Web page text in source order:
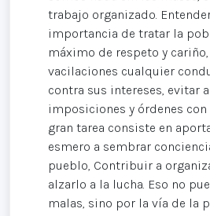
trabajo organizado.
importancia de tratar la
máximo de respeto y
vacilaciones cualquier
contra sus intereses, evitar
imposiciones y órdenes con
gran tarea consiste en
esmero a sembrar
pueblo, Contribuir a
alzarlo a la lucha. Eso no
malas, sino por la vía de la